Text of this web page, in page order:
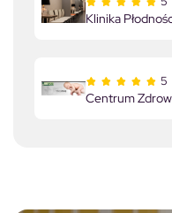
Klinika
5
Centrum